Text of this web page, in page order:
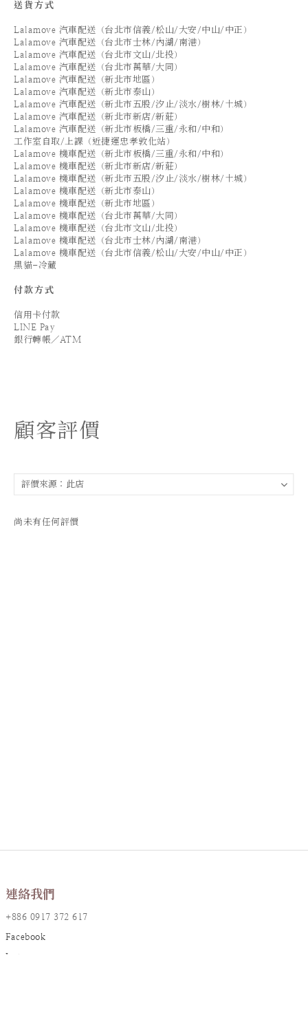
送貨方式
Lalamove 汽車配送（台北市信義/松山/大安/中山/中正）
Lalamove 汽車配送（台北市士林/內湖/南港）
Lalamove 汽車配送（台北市文山/北投）
Lalamove 汽車配送（台北市萬華/大同）
Lalamove 汽車配送（新北市地區）
Lalamove 汽車配送（新北市泰山）
Lalamove 汽車配送（新北市五股/汐止/淡水/樹林/土城）
Lalamove 汽車配送（新北市新店/新莊）
Lalamove 汽車配送（新北市板橋/三重/永和/中和）
工作室自取/上課（近捷運忠孝敦化站）
Lalamove 機車配送（新北市板橋/三重/永和/中和）
Lalamove 機車配送（新北市新店/新莊）
Lalamove 機車配送（新北市五股/汐止/淡水/樹林/土城）
Lalamove 機車配送（新北市泰山）
Lalamove 機車配送（新北市地區）
Lalamove 機車配送（台北市萬華/大同）
Lalamove 機車配送（台北市文山/北投）
Lalamove 機車配送（台北市士林/內湖/南港）
Lalamove 機車配送（台北市信義/松山/大安/中山/中正）
黑貓-冷藏
付款方式
信用卡付款
LINE Pay
銀行轉帳／ATM
顧客評價
尚未有任何評價
連絡我們
+886 0917 372 617
Facebook
Instagram